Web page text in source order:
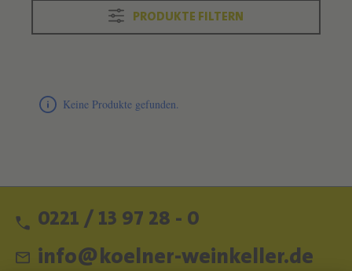
PRODUKTE FILTERN
Keine Produkte gefunden.
0221 / 13 97 28 - 0
info@koelner-weinkeller.de